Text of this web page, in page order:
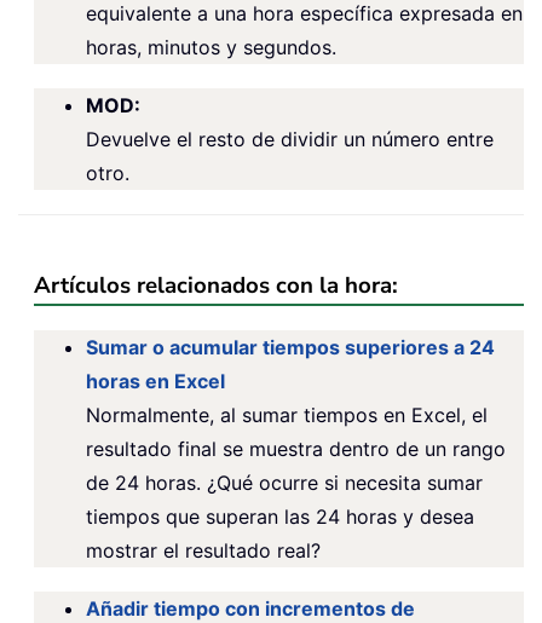
equivalente a una hora específica expresada en
horas, minutos y segundos.
MOD:
Devuelve el resto de dividir un número entre
otro.
Artículos relacionados con la hora:
Sumar o acumular tiempos superiores a 24
horas en Excel
Normalmente, al sumar tiempos en Excel, el
resultado final se muestra dentro de un rango
de 24 horas. ¿Qué ocurre si necesita sumar
tiempos que superan las 24 horas y desea
mostrar el resultado real?
Añadir tiempo con incrementos de